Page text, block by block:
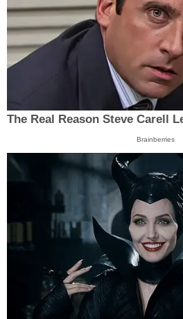
The Real Reason Steve Carell
Brainberries